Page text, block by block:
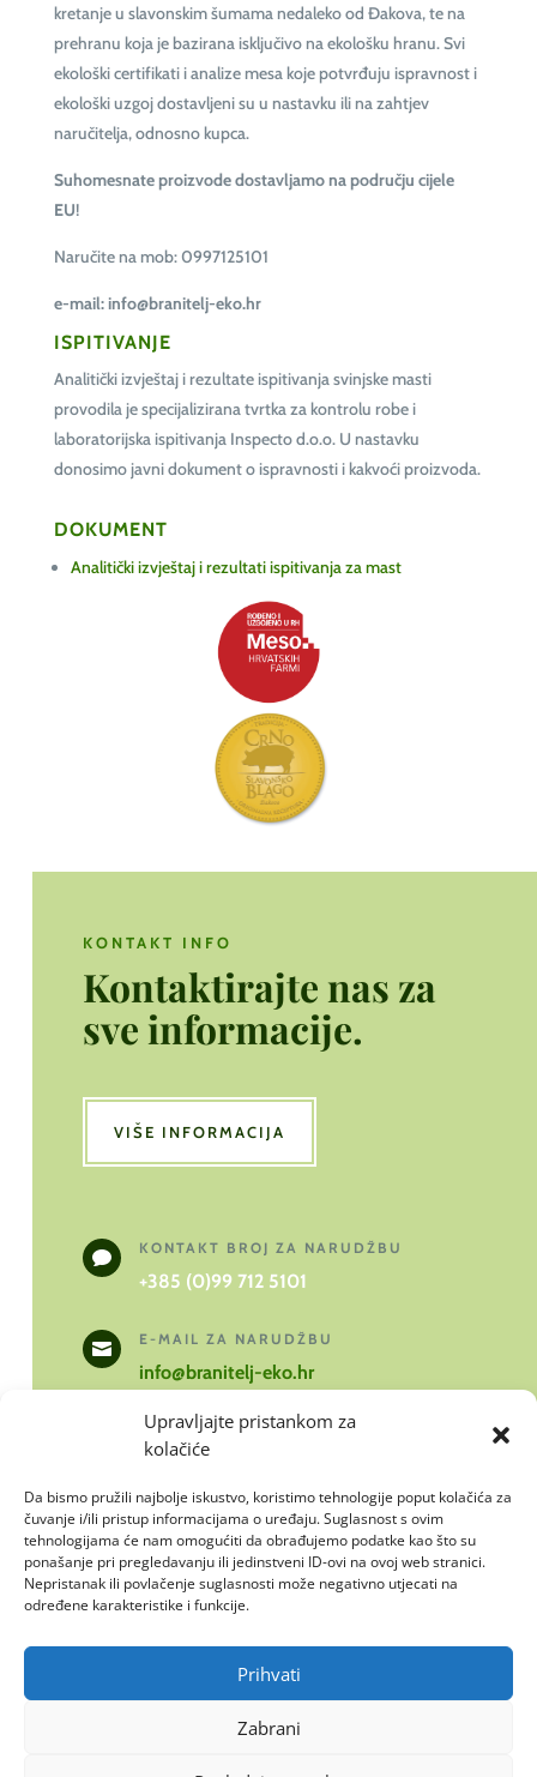
Upravljajte pristankom za
kolačiće
Da bismo pružili najbolje iskustvo, koristimo tehnologije poput kolačića za
čuvanje i/ili pristup informacijama o uređaju. Suglasnost s ovim
tehnologijama će nam omogućiti da obrađujemo podatke kao što su
ponašanje pri pregledavanju ili jedinstveni ID-ovi na ovoj web stranici.
Nepristanak ili povlačenje suglasnosti može negativno utjecati na
određene karakteristike i funkcije.
Prihvati
Zabrani
kretanje u slavonskim šumama nedaleko od Đakova, te na
prehranu koja je bazirana isključivo na ekološku hranu. Svi
ekološki certifikati i analize mesa koje potvrđuju ispravnost i
ekološki uzgoj dostavljeni su u nastavku ili na zahtjev
naručitelja, odnosno kupca.
Suhomesnate proizvode dostavljamo na području cijele
EU!
Naručite namob: 0997125101
e-mail: info@branitelj-eko.hr
ISPITIVANJE
Analitički izvještaj i rezultate ispitivanja svinjske masti
provodila je specijalizirana tvrtka za kontrolu robe i
laboratorijska ispitivanja Inspecto d.o.o. U nastavku
donosimo javni dokument o ispravnosti i kakvoći proizvoda.
DOKUMENT
Analitički izvještaj i rezultati ispitivanja za mast
KONTAKT INFO
Kontaktirajte nas za
sve informacije.
VIŠE INFORMACIJA

KONTAKT BROJ ZA NARUDŽBU
+385 (0)99 712 5101

E-MAIL ZA NARUDŽBU
info@branitelj-eko.hr
branitelj-eko@branitelj-eko.hr
pon – pet
08:00 – 15:00 h
LOKACIJA POSLOVNICE
Makarska ulica 17, 31 400 Đakovo,